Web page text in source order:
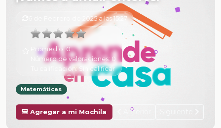
6 de Febrero de 2025 a las 15:27
Promedio:0
Número de valoraciones:0
Tu calificación:Sin calificar
Matemáticas
🎒 Agregar a mi Mochila Anterior